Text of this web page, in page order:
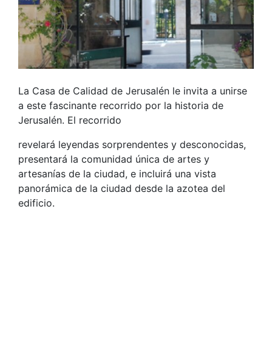
La Casa de Calidad de Jerusalén le invita a unirse
a este fascinante recorrido por la historia de
Jerusalén. El recorrido
revelará leyendas sorprendentes y desconocidas,
presentará la comunidad única de artes y
artesanías de la ciudad, e incluirá una vista
panorámica de la ciudad desde la azotea del
edificio.